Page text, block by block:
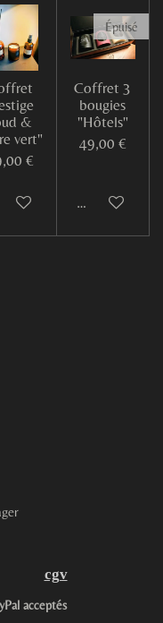
&
vert"
€
au panier
Épuisé
Coffret 3
bougies
"Hôtels"
49,00 €
M'avertir si
cgv
acceptés